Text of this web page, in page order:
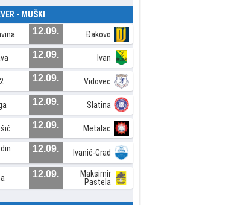
- MUŠKI
12.09. Đakovo
12.09. Ivan
12.09. Vidovec
12.09. Slatina
12.09. Metalac
12.09. Ivanić-Grad
12.09.
Maksimir
Pastela